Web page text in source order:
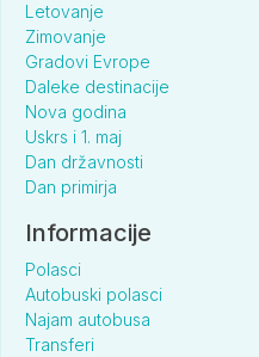
Letovanje
Zimovanje
Gradovi Evrope
Daleke destinacije
Nova godina
Uskrs i 1. maj
Dan državnosti
Dan primirja
Informacije
Polasci
Autobuski polasci
Najam autobusa
Transferi